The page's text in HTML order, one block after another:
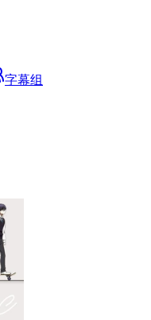
字幕组